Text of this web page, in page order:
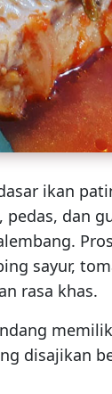
ikan
dan
sayur,
rasa khas.
disajikan